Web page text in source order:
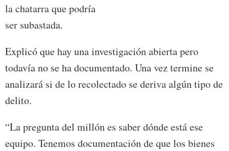
la chatarra que podría
ser subastada.
Explicó que hay una investigación abierta pero
todavía no se ha documentado. Una vez termine se
analizará si de lo recolectado se deriva algún tipo de
delito.
“La pregunta del millón es saber dónde está ese
equipo. Tenemos documentación de que los bienes